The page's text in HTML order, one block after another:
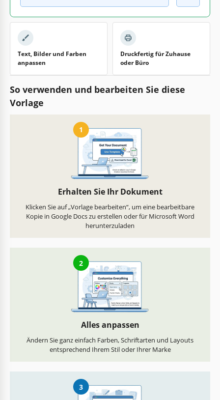
Text, Bilder und Farben
anpassen
Druckfertig für Zuhause
oder Büro
So verwenden und bearbeiten Sie diese
Vorlage
1
Erhalten Sie Ihr Dokument
Klicken Sie auf „Vorlage bearbeiten“, um eine bearbeitbare
Kopie in Google Docs zu erstellen oder für Microsoft Word
herunterzuladen
2
Alles anpassen
Ändern Sie ganz einfach Farben, Schriftarten und Layouts
entsprechend Ihrem Stil oder Ihrer Marke
3